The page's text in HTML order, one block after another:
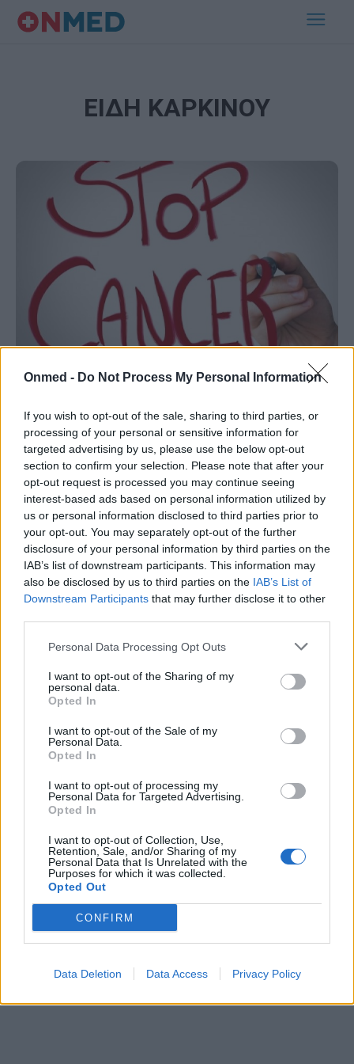
Onmed - Do Not Process My Personal Information
If you wish to opt-out of the sale, sharing to third parties, or
processing of your personal or sensitive information for
targeted advertising by us, please use the below opt-out
section to confirm your selection. Please note that after your
opt-out request is processed you may continue seeing
interest-based ads based on personal information utilized by
us or personal information disclosed to third parties prior to
your opt-out. You may separately opt-out of the further
disclosure of your personal information by third parties on the
IAB’s list of downstream participants. This information may
also be disclosed by us to third parties on the IAB’s List of
Downstream Participants that may further disclose it to other
Personal Data Processing Opt Outs
I want to opt-out of the Sharing of my
personal data.
Opted In
I want to opt-out of the Sale of my
Personal Data.
Opted In
I want to opt-out of processing my
Personal Data for Targeted Advertising.
Opted In
I want to opt-out of Collection, Use,
Retention, Sale, and/or Sharing of my
Personal Data that Is Unrelated with the
Purposes for which it was collected.
Opted Out
CONFIRM
Data Deletion Data Access Privacy Policy
ΕΙΔΗ ΚΑΡΚΙΝΟΥ
Έρευνα για τις πιο επιθετικές μορφές
Οι καρκίνοι αποτελούν παγκοσμίως τη δεύτερη αιτία
θανάτου μετά τα καρδιαγγειακά νοσήματα.
Εγγραφή στο Newsletter
ΕΓΓΡΑΦΗ
Έχω διαβάσει, κατανοώ και αποδέχομαι τουςόρους χρήσης και τηδήλωση
εχεμύθειαςτου ιστοτόπου της εταιρείας
εποπτεία γονέα ή κηδεμόνα ή επιτρόπου
Διαφήμιση